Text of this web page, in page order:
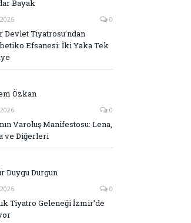
Bayak
0
Devlet Tiyatrosu’ndan
Efsanesi: İki Yaka Tek
Özkan
0
Varoluş Manifestosu: Lena,
ve Diğerleri
Duygu Durgun
0
Tiyatro Geleneği İzmir’de